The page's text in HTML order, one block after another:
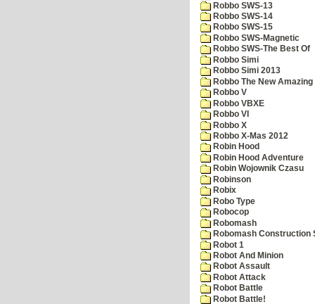
Robbo SWS-13
Robbo SWS-14
Robbo SWS-15
Robbo SWS-Magnetic
Robbo SWS-The Best Of
Robbo Simi
Robbo Simi 2013
Robbo The New
Robbo V
Robbo VBXE
Robbo VI
Robbo X
Robbo X-Mas 2012
Robin Hood
Robin Hood Adventure
Robin Wojownik Czasu
Robinson
Robix
Robo Type
Robocop
Robomash
Robomash Construction
Robot 1
Robot And Minion
Robot Assault
Robot Attack
Robot Battle
Robot Battle!